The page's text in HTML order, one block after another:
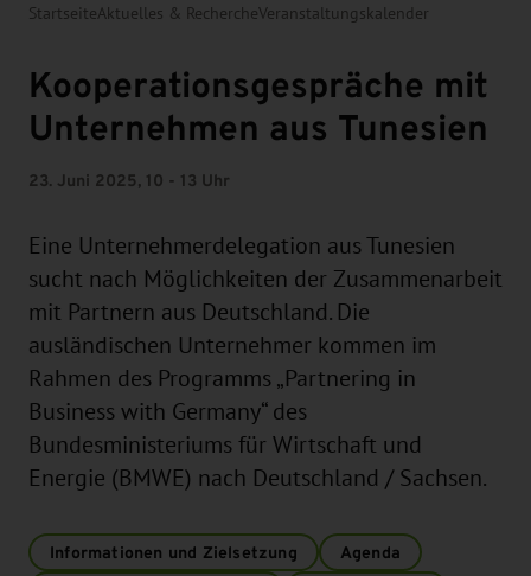
StartseiteAktuelles & RechercheVeranstaltungskalender
Kooperationsgespräche mit
Unternehmen aus Tunesien
23. Juni 2025, 10 - 13 Uhr
Eine Unternehmerdelegation aus Tunesien
sucht nach Möglichkeiten der Zusammenarbeit
mit Partnern aus Deutschland. Die
ausländischen Unternehmer kommen im
Rahmen des Programms „Partnering in
Business with Germany“ des
Bundesministeriums für Wirtschaft und
Energie (BMWE) nach Deutschland / Sachsen.
Informationen und Zielsetzung
Agenda